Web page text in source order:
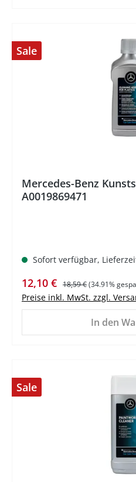
Sale
Mercedes-Benz
A0019869471
Sofort verfügbar,
Verkaufspreis:
12,10 € Regulärer Preis:
18,59 €(34.91%
Preise inkl. MwSt. zzgl.
In den
Sale